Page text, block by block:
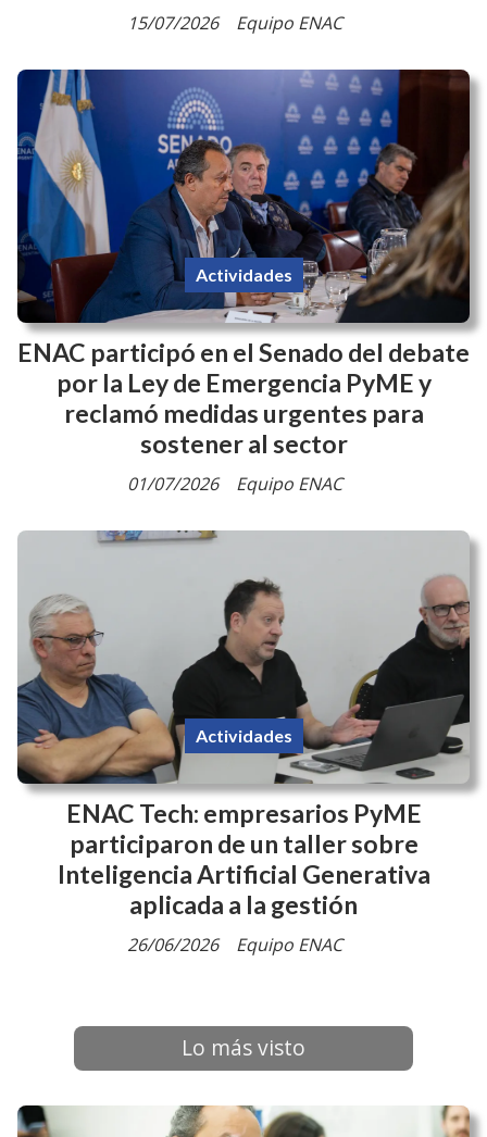
Equipo ENAC
15/07/2026
ENAC participó en el Senado del debate
por la Ley de Emergencia PyME y
reclamó medidas urgentes para
sostener al sector
Equipo ENAC
Actividades
01/07/2026
ENAC Tech: empresarios PyME
participaron de un taller sobre
Inteligencia Artificial Generativa
aplicada a la gestión
Equipo ENAC
Actividades
26/06/2026
Lo más visto